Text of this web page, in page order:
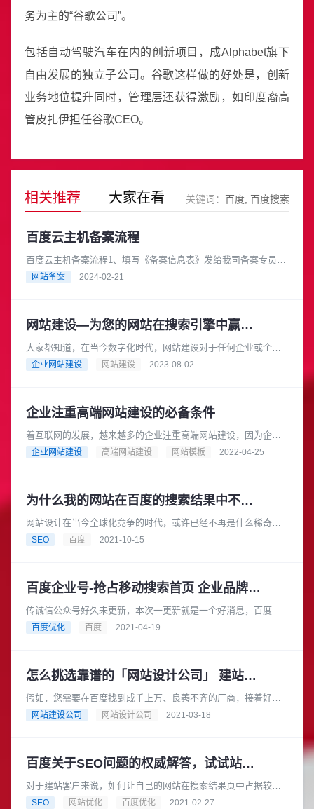
务为主的“谷歌公司”。
包括自动驾驶汽车在内的创新项目，成Alphabet旗下
自由发展的独立子公司。谷歌这样做的好处是，创新
业务地位提升同时，管理层还获得激励，如印度裔高
管皮扎伊担任谷歌CEO。
相关推荐 大家在看 关键词： 百度 百度搜索
百度云主机备案流程
百度云主机备案流程1、填写《备案信息表》发给我司备案专员，
联系企业微信中的备案专员；2、扫码下载百度智能云APP，点击
网站备案 2024-02-21
网站建设—为您的网站在搜索引擎中赢得好排名
大家都知道，在当今数字化时代，网站建设对于任何企业或个人
来说都至关重要。一个精美、功能齐全的网站不仅能够有效地展
企业网站建设 网站建设 2023-08-02
企业注重高端网站建设的必备条件
着互联网的发展，越来越多的企业注重高端网站建设，因为企业
在互联网上来的业务比现在的线下业务可能还多。对于企业来
企业网站建设 高端网站建设 网站模板 2022-04-25
为什么我的网站在百度的搜索结果中不断下降？
网站设计在当今全球化竞争的时代，或许已经不再是什么稀奇古
怪的东西，它甚至是企业想要有效运营、全球化发展的强制性标
SEO 百度 2021-10-15
百度企业号-抢占移动搜索首页 企业品牌词移动端首屏必现
传诚信公众号好久未更新，本次一更新就是一个好消息，百度最
近推出了【百度#企业百家号#权威认证】服务，传诚信为位数不
百度优化 百度 2021-04-19
怎么挑选靠谱的「网站设计公司」 建站系统哪个比较好
假如，您需要在百度找到成千上万、良莠不齐的厂商，接着好一
段时间几乎每天开着内容重复的会议、听着有的很专业有的很两
网站建设公司 网站设计公司 2021-03-18
百度关于SEO问题的权威解答，试试站长之家问答。
对于建站客户来说，如何让自己的网站在搜索结果页中占据较高
的排名，以获得更多的流量一直是他们关注的焦点。特别是一些
SEO 网站优化 百度优化 2021-02-27